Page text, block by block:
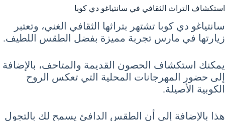
استكشاف التراث الثقافي في سانتياغو دي كوبا
سانتياغو دي كوبا تشتهر بتراثها الثقافي الغني، وتعتبر
زيارتها في مارس تجربة مميزة بفضل الطقس اللطيف.
يمكنك استكشاف الحصون القديمة والمتاحف، بالإضافة
إلى حضور المهرجانات المحلية التي تعكس الروح
الكوبية الأصيلة.
هذا بالإضافة إلى أن الطقس الدافئ يسمح لك بالتجول